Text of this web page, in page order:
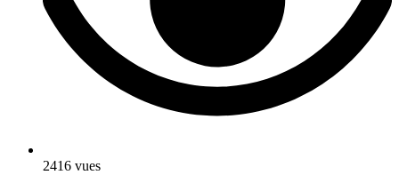
2416 vues